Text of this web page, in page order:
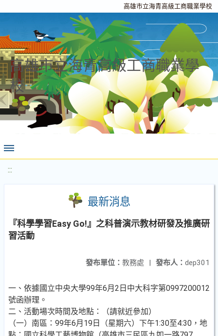
高雄市立海青高級工商職業學校
高雄市立海青高級工商職業學
校
:::
最新消息
『科學學習Easy Go!』之科普演示教材研發及推廣研
習活動
發布人： dep301
發布單位： 教務處 |
一、依據國立中央大學99年6月2日中大科字第0997200012
號函辦理。
二、活動場次時間及地點：（請就近參加）
（一）南區：99年6月19日（星期六）下午1:30至4:30，地